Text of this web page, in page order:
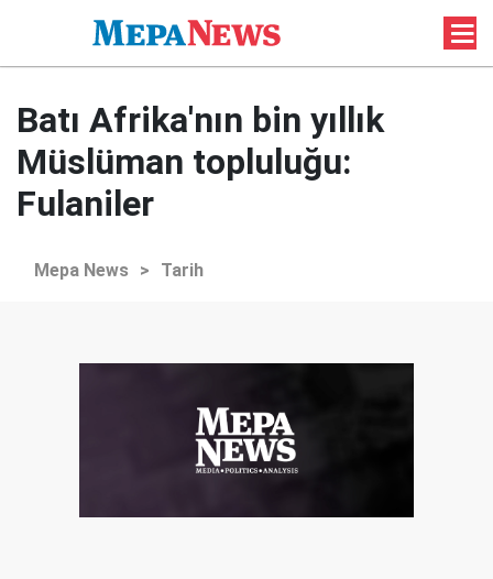
Batı Afrika'nın bin yıllık
Müslüman topluluğu:
Fulaniler
Mepa News > Tarih